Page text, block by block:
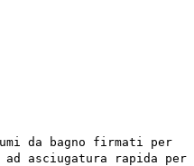
da bagno firmati per
ad asciugatura rapida per